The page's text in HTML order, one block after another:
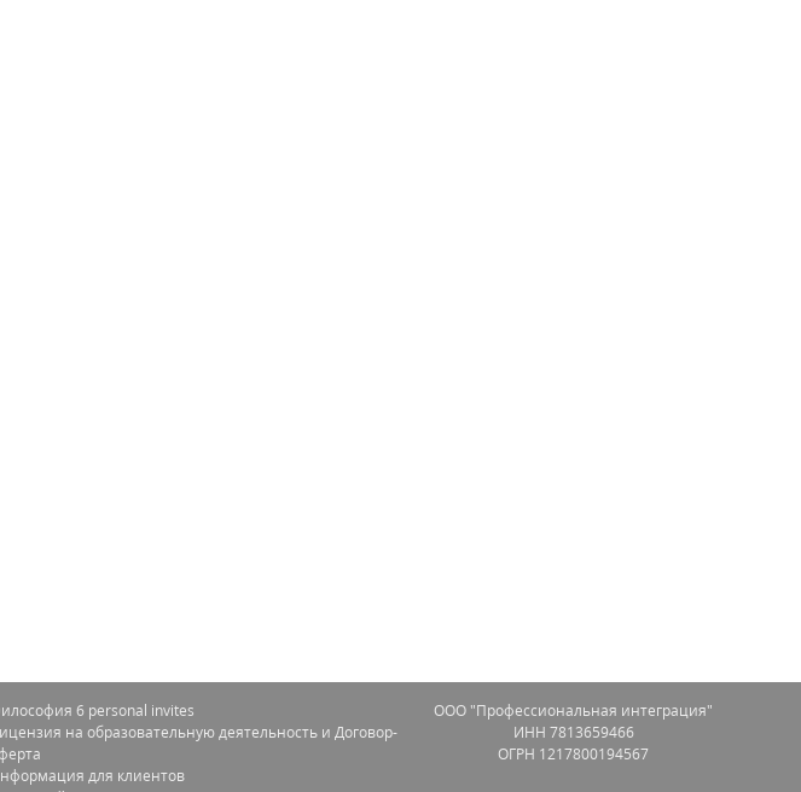
6 personal invites
на образовательную деятельность и Договор-
для клиентов
OOO "Профессиональная интеграция"
ИНН 7813659466
ОГРН 1217800194567